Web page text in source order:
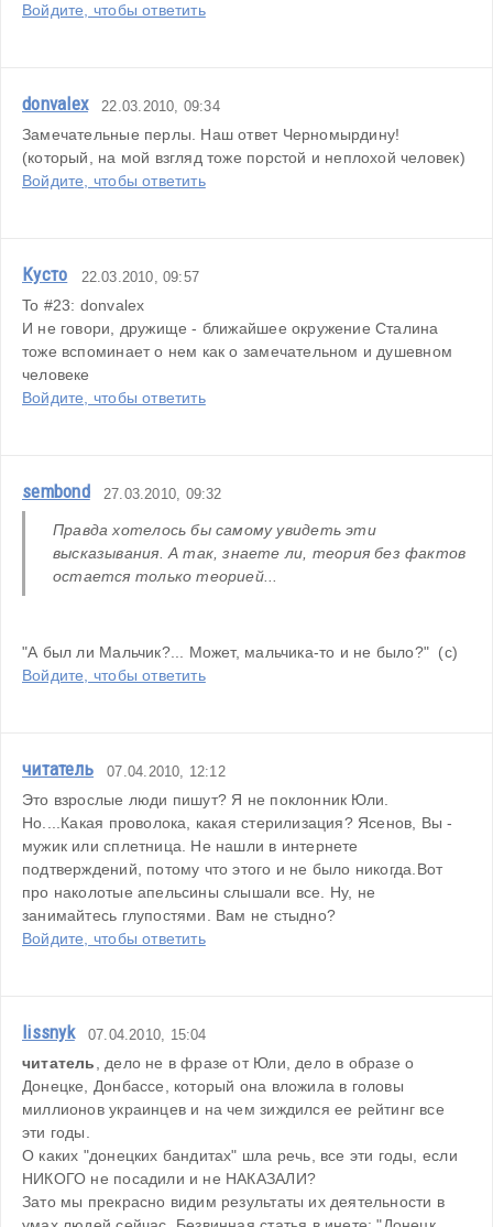
Войдите, чтобы ответить
donvalex 22.03.2010, 09:34
Замечательные перлы. Наш ответ Черномырдину!
(который, на мой взгляд тоже порстой и неплохой человек)
Войдите, чтобы ответить
Кусто 22.03.2010, 09:57
To #23: donvalex
И не говори, дружище - ближайшее окружение Сталина
тоже вспоминает о нем как о замечательном и душевном
человеке
Войдите, чтобы ответить
sembond 27.03.2010, 09:32
Правда хотелось бы самому увидеть эти
высказывания. А так, знаете ли, теория без фактов
остается только теорией...
"А был ли Мальчик?... Может, мальчика-то и не было?"  (с)
Войдите, чтобы ответить
читатель 07.04.2010, 12:12
Это взрослые люди пишут? Я не поклонник Юли.
Но....Какая проволока, какая стерилизация? Ясенов, Вы -
мужик или сплетница. Не нашли в интернете
подтверждений, потому что этого и не было никогда.Вот
про наколотые апельсины слышали все. Ну, не
занимайтесь глупостями. Вам не стыдно?
Войдите, чтобы ответить
lissnyk 07.04.2010, 15:04
читатель, дело не в фразе от Юли, дело в образе о
Донецке, Донбассе, который она вложила в головы
миллионов украинцев и на чем зиждился ее рейтинг все
эти годы.
О каких "донецких бандитах" шла речь, все эти годы, если
НИКОГО не посадили и не НАКАЗАЛИ?
Зато мы прекрасно видим результаты их деятельности в